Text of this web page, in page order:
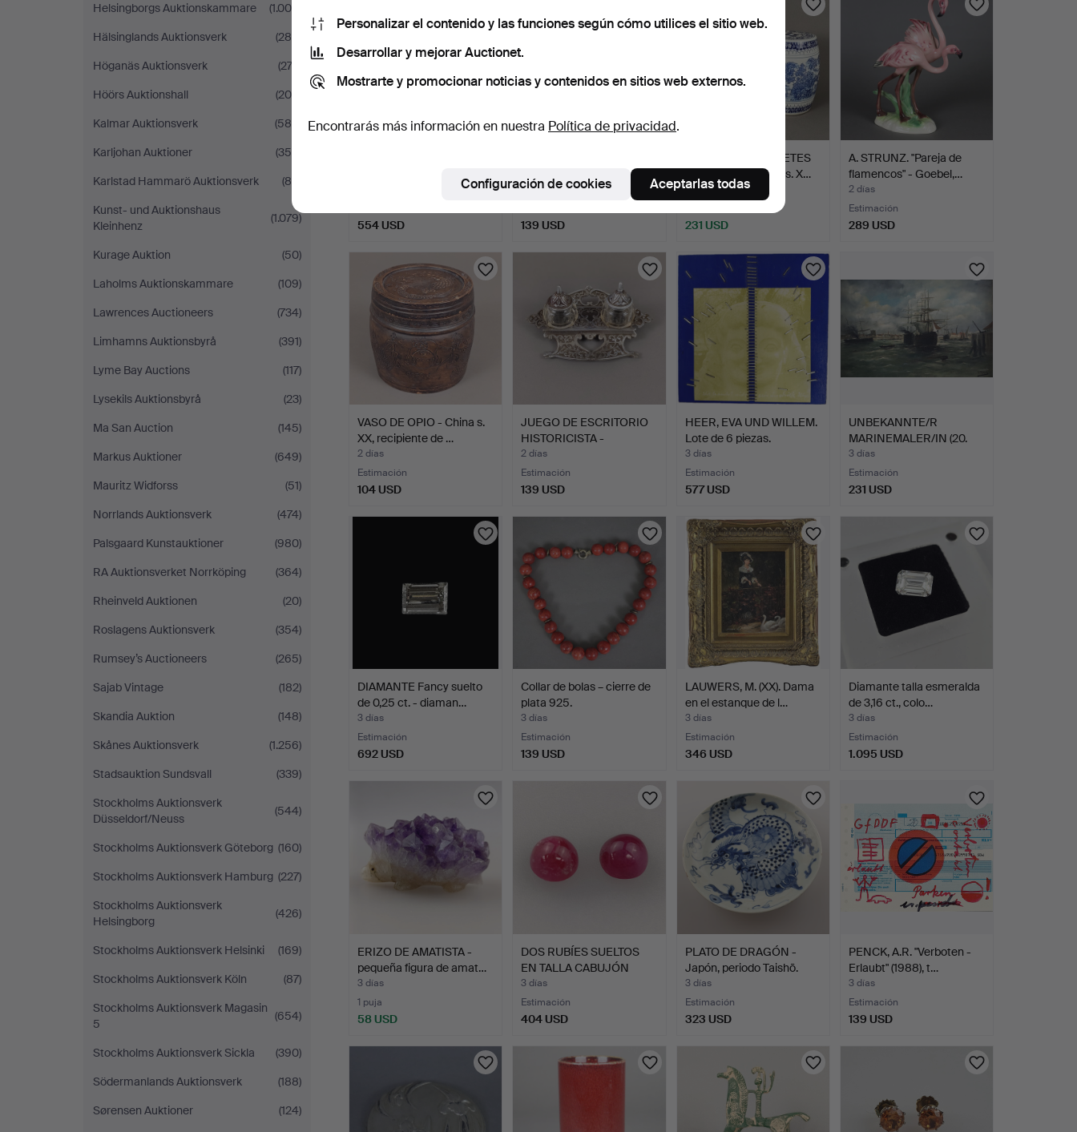
Helsingborgs Auktionskammare
(1.005)
Hälsinglands Auktionsverk
(284)
Höganäs Auktionsverk
(272)
Höörs Auktionshall
(200)
Kalmar Auktionsverk
(584)
Karljohan Auktioner
(355)
Karlstad Hammarö Auktionsverk
(80)
Kunst- und Auktionshaus
Kleinhenz
(1.079)
Kurage Auktion
(50)
Laholms Auktionskammare
(109)
Lawrences Auctioneers
(734)
Limhamns Auktionsbyrå
(391)
Lyme Bay Auctions
(117)
Lysekils Auktionsbyrå
(23)
Ma San Auction
(145)
Markus Auktioner
(649)
Mauritz Widforss
(51)
Norrlands Auktionsverk
(474)
Palsgaard Kunstauktioner
(980)
RA Auktionsverket Norrköping
(364)
Rheinveld Auktionen
(20)
Roslagens Auktionsverk
(354)
Rumsey’s Auctioneers
(265)
Sajab Vintage
(182)
Skandia Auktion
(148)
Skånes Auktionsverk
(1.256)
Stadsauktion Sundsvall
(339)
Stockholms Auktionsverk
Düsseldorf/Neuss
(544)
Stockholms Auktionsverk Göteborg (160)
Stockholms Auktionsverk Hamburg (227)
Stockholms Auktionsverk
Helsingborg
(426)
Stockholms Auktionsverk Helsinki
(169)
Stockholms Auktionsverk Köln
(87)
Stockholms Auktionsverk Magasin
5
(654)
Stockholms Auktionsverk Sickla
(390)
Södermanlands Auktionsverk
(188)
Sørensen Auktioner
(124)
554 USD
2 días
139 USD
PAREJA DE TABURETES
DE JARDÍN - China s. X…
2 días
231 USD
A. STRUNZ. "Pareja de
flamencos" - Goebel,…
2 días
Estimación
289 USD
VASO DE OPIO - China s.
XX, recipiente de …
2 días
Estimación
104 USD
JUEGO DE ESCRITORIO
HISTORICISTA -
FINALES…
2 días
Estimación
139 USD
HEER, EVA UND WILLEM.
Lote de 6 piezas.
3 días
Estimación
577 USD
UNBEKANNTE/R
MARINEMALER/IN (20.
JH.). Esc…
3 días
Estimación
231 USD
DIAMANTE Fancy suelto
de 0,25 ct. - diaman…
3 días
Estimación
692 USD
Collar de bolas – cierre de
plata 925.
3 días
Estimación
139 USD
LAUWERS, M. (XX). Dama
en el estanque de l…
3 días
Estimación
346 USD
Diamante talla esmeralda
de 3,16 ct., colo…
3 días
Estimación
1.095 USD
ERIZO DE AMATISTA -
pequeña figura de amat…
3 días
1 puja
58 USD
DOS RUBÍES SUELTOS
EN TALLA CABUJÓN
REDOND…
3 días
Estimación
404 USD
PLATO DE DRAGÓN -
Japón, periodo Taishō.
3 días
Estimación
323 USD
PENCK, A.R. "Verboten -
Erlaubt" (1988), t…
3 días
Estimación
139 USD
Personalizar el contenido y las funciones según cómo utilices el sitio web.
Desarrollar y mejorar Auctionet.
Mostrarte y promocionar noticias y contenidos en sitios web externos.
Encontrarás más información en nuestra Política de privacidad.
Configuración de cookies Aceptarlas todas